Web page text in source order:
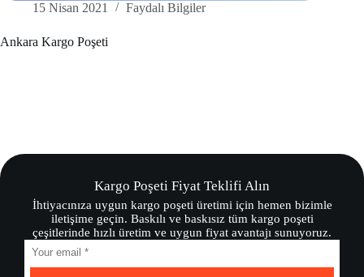
15 Nisan 2021 Faydalı Bilgiler
Ankara Kargo Poşeti
Kargo Poşeti Fiyat Teklifi Alın
İhtiyacınıza uygun kargo poşeti üretimi için hemen bizimle
iletişime geçin. Baskılı ve baskısız tüm kargo poşeti
çeşitlerinde hızlı üretim ve uygun fiyat avantajı sunuyoruz.